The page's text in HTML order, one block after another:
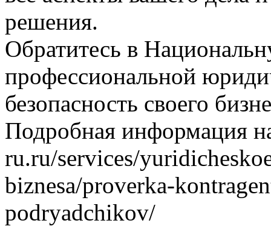
решения.
Обратитесь в
профессиональной
безопасность своего
Подробная информация
ru.ru/services/
biznesa/proverka-
podryadchikov/